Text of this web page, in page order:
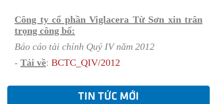
Công ty cổ phần Viglacera Từ Sơn xin trân
trọng công bố:
Báo cáo tài chính Quý IV năm 2012
- Tải về: BCTC_QIV/2012
TIN TỨC MỚI